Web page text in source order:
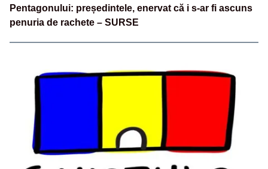
Pentagonului: președintele, enervat că i s-ar fi ascuns
penuria de rachete – SURSE